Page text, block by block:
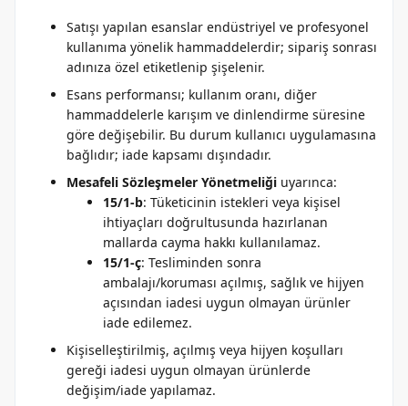
Satışı yapılan esanslar endüstriyel ve profesyonel
kullanıma yönelik hammaddelerdir; sipariş sonrası
adınıza özel etiketlenip şişelenir.
Esans performansı; kullanım oranı, diğer
hammaddelerle karışım ve dinlendirme süresine
göre değişebilir. Bu durum kullanıcı uygulamasına
bağlıdır; iade kapsamı dışındadır.
Mesafeli Sözleşmeler Yönetmeliği uyarınca:
15/1-b: Tüketicinin istekleri veya kişisel
ihtiyaçları doğrultusunda hazırlanan
mallarda cayma hakkı kullanılamaz.
15/1-ç: Tesliminden sonra
ambalajı/koruması açılmış, sağlık ve hijyen
açısından iadesi uygun olmayan ürünler
iade edilemez.
Kişiselleştirilmiş, açılmış veya hijyen koşulları
gereği iadesi uygun olmayan ürünlerde
değişim/iade yapılamaz.